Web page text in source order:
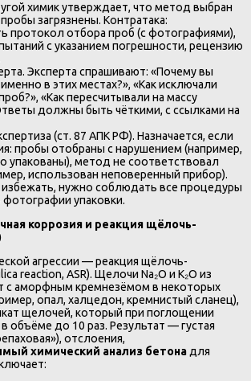
химик утверждает, что метод выбран
загрязнены. Контратака:
протокол отбора проб (с фотографиями),
с указанием погрешности, рецензию
Эксперта спрашивают: «Почему вы
в этих местах?», «Как исключали
«Как пересчитывали на массу
должны быть чёткими, с ссылками на
(ст. 87 АПК РФ). Назначается, если
пробы отобраны с нарушением (например,
упакованы), метод не соответствовал
использован неповеренный прибор).
нужно соблюдать все процедуры
упаковки.
коррозия и реакция щёлочь-
агрессии — реакция щёлочь-
reaction, ASR). Щелочи Na₂O и K₂O из
с аморфным кремнезёмом в некоторых
опал, халцедон, кремнистый сланец),
щелочей, который при поглощении
объёме до 10 раз. Результат — густая
отслоения,
химический анализ бетонадля